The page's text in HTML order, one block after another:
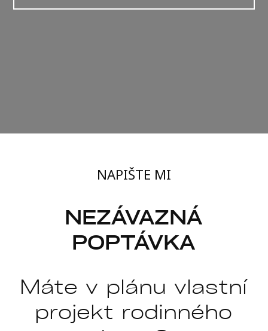
NAPIŠTE MI
NEZÁVAZNÁ
POPTÁVKA
Máte v plánu vlastní
projekt rodinného